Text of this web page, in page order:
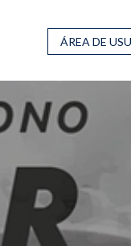
ÁREA DE